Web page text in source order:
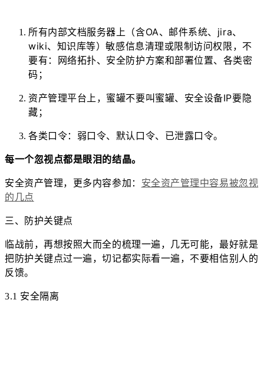
所有内部文档服务器上（含OA、邮件系统、jira、
wiki、知识库等）敏感信息清理或限制访问权限，不
要有：网络拓扑、安全防护方案和部署位置、各类密
码；
资产管理平台上，蜜罐不要叫蜜罐、安全设备IP要隐
藏；
各类口令：弱口令、默认口令、已泄露口令。
每一个忽视点都是眼泪的结晶。
安全资产管理，更多内容参加： 安全资产管理中容易被忽视
的几点
三、防护关键点
临战前，再想按照大而全的梳理一遍，几无可能，最好就是
把防护关键点过一遍，切记都实际看一遍，不要相信别人的
反馈。
3.1 安全隔离